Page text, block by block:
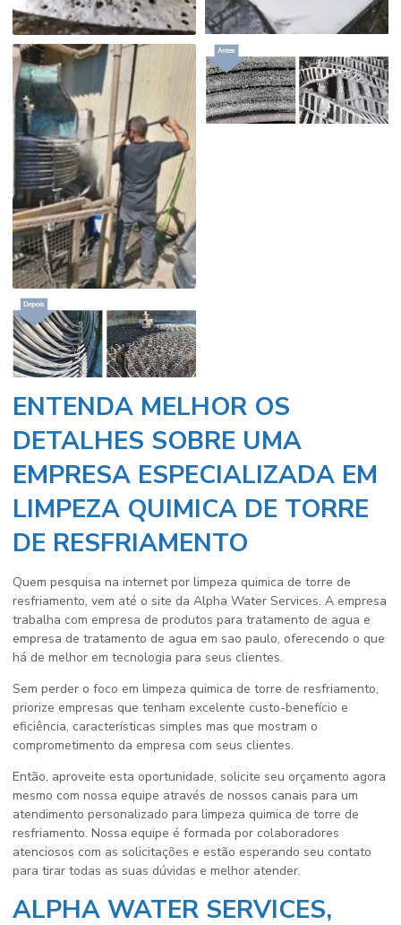
ENTENDA MELHOR OS
DETALHES SOBRE UMA
EMPRESA ESPECIALIZADA EM
LIMPEZA QUIMICA DE TORRE
DE RESFRIAMENTO
Quem pesquisa na internet por limpeza quimica de torre de
resfriamento, vem até o site da Alpha Water Services. A empresa
trabalha com empresa de produtos para tratamento de agua e
empresa de tratamento de agua em sao paulo, oferecendo o que
há de melhor em tecnologia para seus clientes.
Sem perder o foco em limpeza quimica de torre de resfriamento,
priorize empresas que tenham excelente custo-benefício e
eficiência, características simples mas que mostram o
comprometimento da empresa com seus clientes.
Então, aproveite esta oportunidade, solicite seu orçamento agora
mesmo com nossa equipe através de nossos canais para um
atendimento personalizado para limpeza quimica de torre de
resfriamento. Nossa equipe é formada por colaboradores
atenciosos com as solicitações e estão esperando seu contato
para tirar todas as suas dúvidas e melhor atender.
ALPHA WATER SERVICES,